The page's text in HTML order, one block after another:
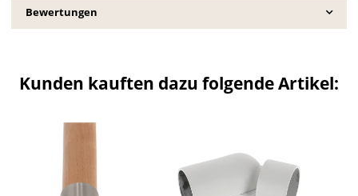
Bewertungen
Kunden kauften dazu folgende Artikel: